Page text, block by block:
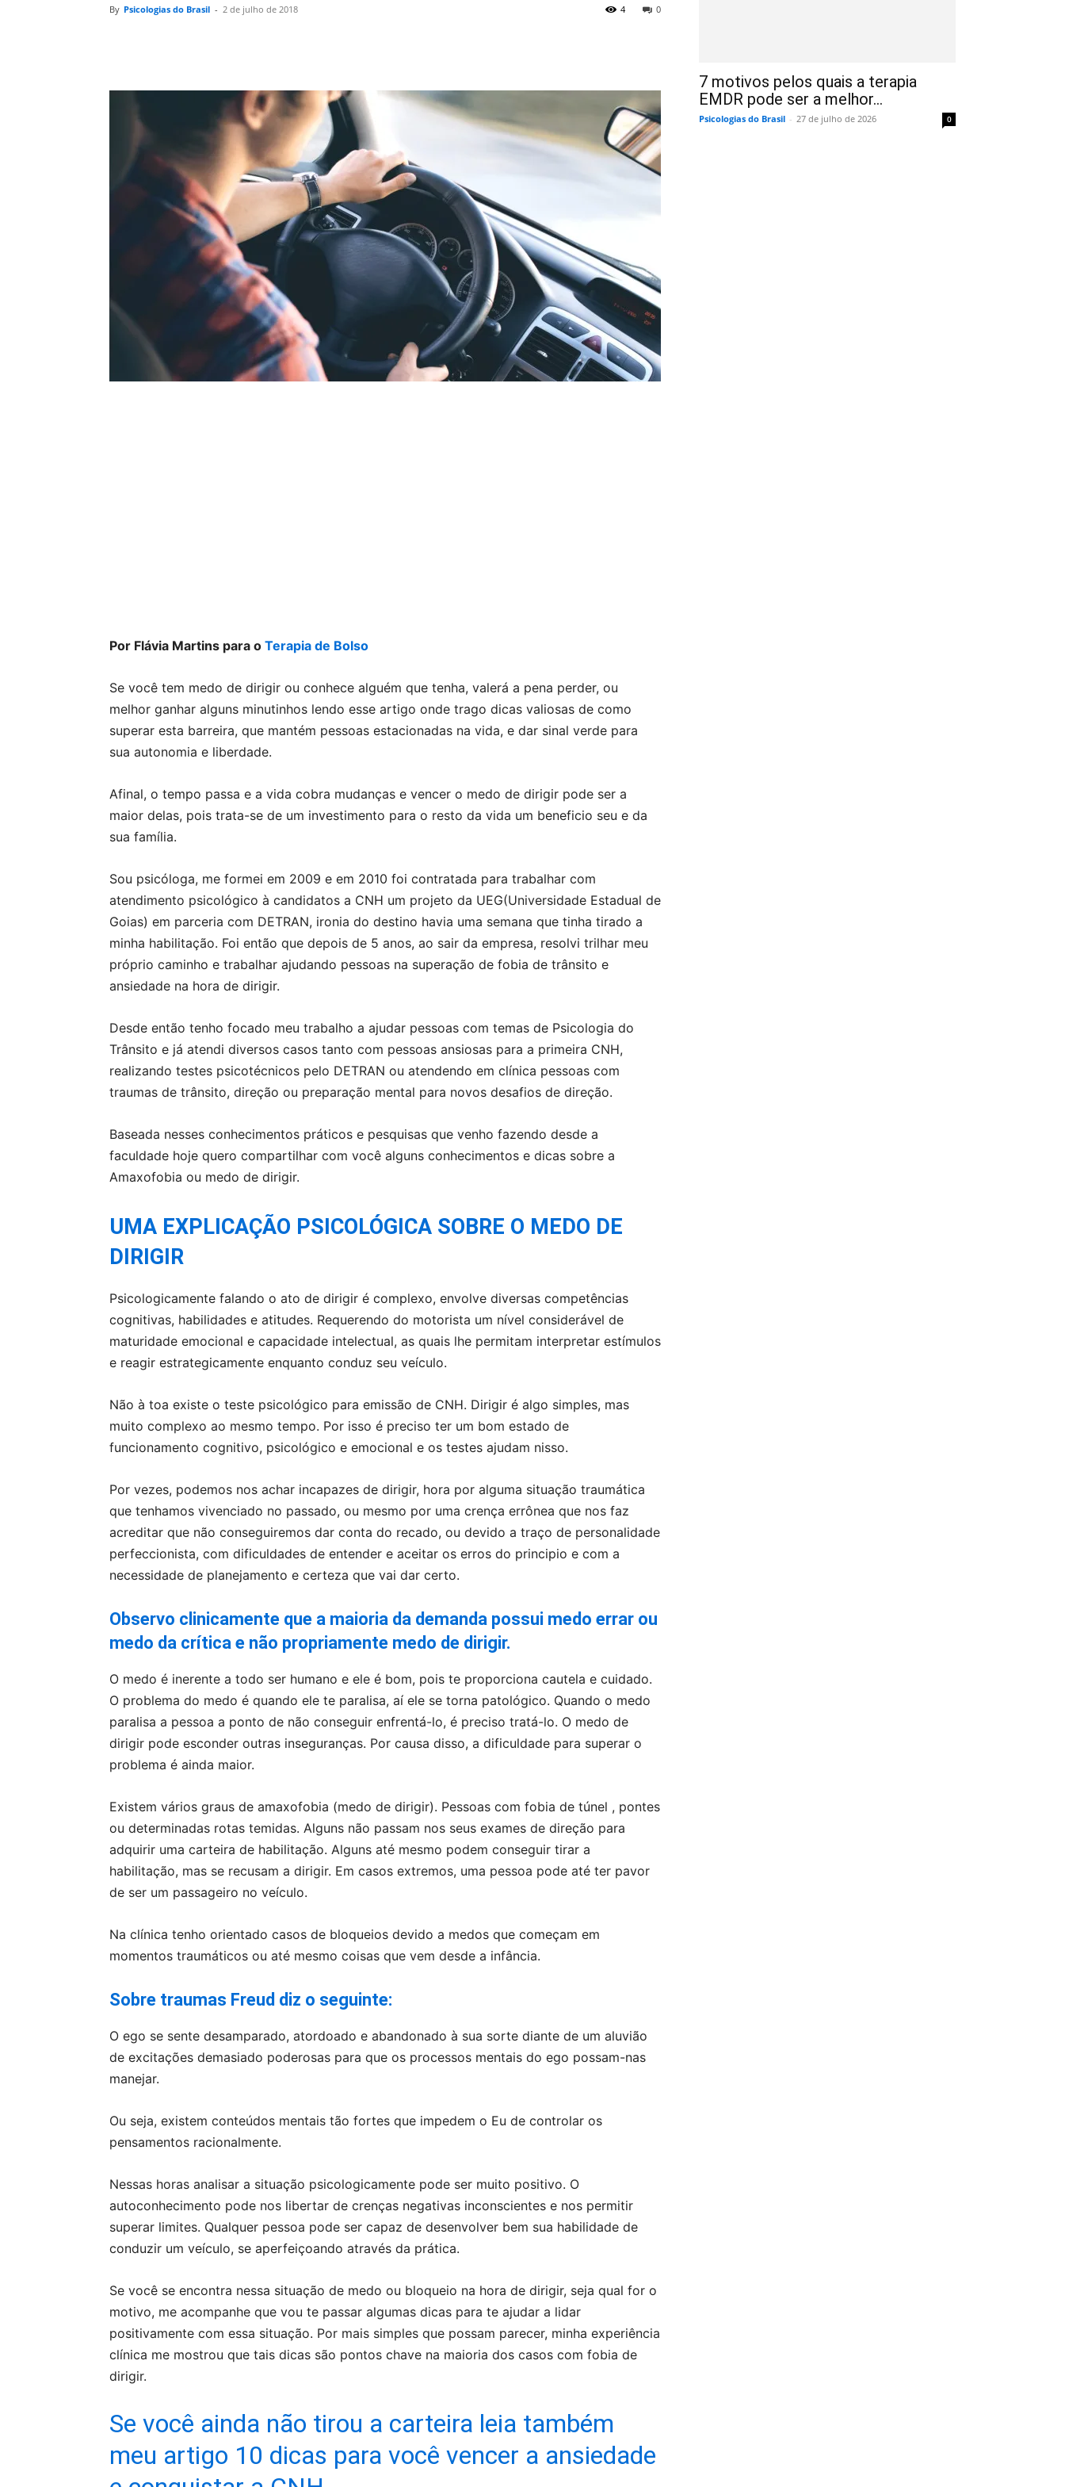
By Psicologias do Brasil - 2 de julho de 2018 0
4
Por Flávia Martins para o Terapia de Bolso
Se você tem medo de dirigir ou conhece alguém que tenha, valerá a pena perder, ou
melhor ganhar alguns minutinhos lendo esse artigo onde trago dicas valiosas de como
superar esta barreira, que mantém pessoas estacionadas na vida, e dar sinal verde para
sua autonomia e liberdade.
Afinal, o tempo passa e a vida cobra mudanças e vencer o medo de dirigir pode ser a
maior delas, pois trata-se de um investimento para o resto da vida um beneficio seu e da
sua família.
Sou psicóloga, me formei em 2009 e em 2010 foi contratada para trabalhar com
atendimento psicológico à candidatos a CNH um projeto da UEG(Universidade Estadual de
Goias) em parceria com DETRAN, ironia do destino havia uma semana que tinha tirado a
minha habilitação. Foi então que depois de 5 anos, ao sair da empresa, resolvi trilhar meu
próprio caminho e trabalhar ajudando pessoas na superação de fobia de trânsito e
ansiedade na hora de dirigir.
Desde então tenho focado meu trabalho a ajudar pessoas com temas de Psicologia do
Trânsito e já atendi diversos casos tanto com pessoas ansiosas para a primeira CNH,
realizando testes psicotécnicos pelo DETRAN ou atendendo em clínica pessoas com
traumas de trânsito, direção ou preparação mental para novos desafios de direção.
Baseada nesses conhecimentos práticos e pesquisas que venho fazendo desde a
faculdade hoje quero compartilhar com você alguns conhecimentos e dicas sobre a
Amaxofobia ou medo de dirigir.
UMA EXPLICAÇÃO PSICOLÓGICA SOBRE O MEDO DE
DIRIGIR
Psicologicamente falando o ato de dirigir é complexo, envolve diversas competências
cognitivas, habilidades e atitudes. Requerendo do motorista um nível considerável de
maturidade emocional e capacidade intelectual, as quais lhe permitam interpretar estímulos
e reagir estrategicamente enquanto conduz seu veículo.
Não à toa existe o teste psicológico para emissão de CNH. Dirigir é algo simples, mas
muito complexo ao mesmo tempo. Por isso é preciso ter um bom estado de
funcionamento cognitivo, psicológico e emocional e os testes ajudam nisso.
Por vezes, podemos nos achar incapazes de dirigir, hora por alguma situação traumática
que tenhamos vivenciado no passado, ou mesmo por uma crença errônea que nos faz
acreditar que não conseguiremos dar conta do recado, ou devido a traço de personalidade
perfeccionista, com dificuldades de entender e aceitar os erros do principio e com a
necessidade de planejamento e certeza que vai dar certo.
Observo clinicamente que a maioria da demanda possui medo errar ou
medo da crítica e não propriamente medo de dirigir.
O medo é inerente a todo ser humano e ele é bom, pois te proporciona cautela e cuidado.
O problema do medo é quando ele te paralisa, aí ele se torna patológico. Quando o medo
paralisa a pessoa a ponto de não conseguir enfrentá-lo, é preciso tratá-lo. O medo de
dirigir pode esconder outras inseguranças. Por causa disso, a dificuldade para superar o
problema é ainda maior.
Existem vários graus de amaxofobia (medo de dirigir). Pessoas com fobia de túnel , pontes
ou determinadas rotas temidas. Alguns não passam nos seus exames de direção para
adquirir uma carteira de habilitação. Alguns até mesmo podem conseguir tirar a
habilitação, mas se recusam a dirigir. Em casos extremos, uma pessoa pode até ter pavor
de ser um passageiro no veículo.
Na clínica tenho orientado casos de bloqueios devido a medos que começam em
momentos traumáticos ou até mesmo coisas que vem desde a infância.
Sobre traumas Freud diz o seguinte:
O ego se sente desamparado, atordoado e abandonado à sua sorte diante de um aluvião
de excitações demasiado poderosas para que os processos mentais do ego possam-nas
manejar.
Ou seja, existem conteúdos mentais tão fortes que impedem o Eu de controlar os
pensamentos racionalmente.
Nessas horas analisar a situação psicologicamente pode ser muito positivo. O
autoconhecimento pode nos libertar de crenças negativas inconscientes e nos permitir
superar limites. Qualquer pessoa pode ser capaz de desenvolver bem sua habilidade de
conduzir um veículo, se aperfeiçoando através da prática.
Se você se encontra nessa situação de medo ou bloqueio na hora de dirigir, seja qual for o
motivo, me acompanhe que vou te passar algumas dicas para te ajudar a lidar
positivamente com essa situação. Por mais simples que possam parecer, minha experiência
clínica me mostrou que tais dicas são pontos chave na maioria dos casos com fobia de
dirigir.
Se você ainda não tirou a carteira leia também
meu artigo 10 dicas para você vencer a ansiedade
7 motivos pelos quais a terapia
EMDR pode ser a melhor...
Psicologias do Brasil - 27 de julho de 2026 0